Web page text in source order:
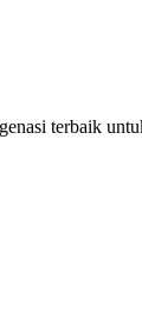
terbaik